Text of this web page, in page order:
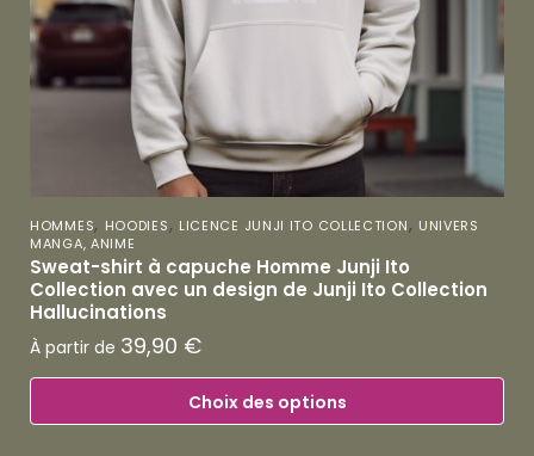
HOMMES, HOODIES, LICENCE JUNJI ITO COLLECTION, UNIVERS
MANGA, ANIME
Sweat-shirt à capuche Homme Junji Ito
Collection avec un design de Junji Ito Collection
Hallucinations
À partir de 39,90 €
Choix des options